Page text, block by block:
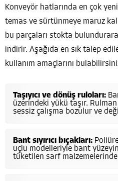
Konveyör hatlarında en çok
temas ve sürtünmeye maruz
bu parçaları stokta
indirir. Aşağıda en sık talep
kullanım amaçlarını
Taşıyıcı ve dönüş ruloları:
üzerindeki yükü taşır. Rulman
sessiz çalışma bozulur ve
Bant sıyırıcı bıçakları:
uçlu modelleriyle bant
tüketilen sarf